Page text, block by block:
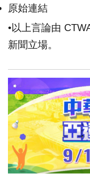
原始連結
•以上言論由
新聞立場。